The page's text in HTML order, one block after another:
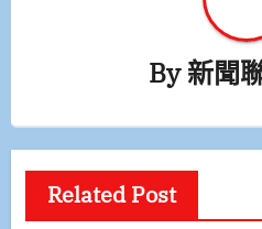
By新聞
Related Post